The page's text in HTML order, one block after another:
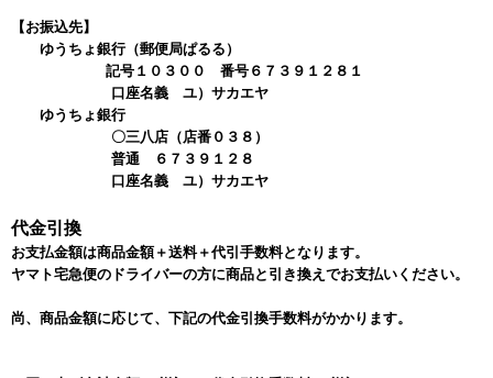
【お振込先】
ゆうちょ銀行（郵便局ぱるる）
記号１０３００ 番号６７３９１２８１
口座名義 ユ）サカエヤ
ゆうちょ銀行
〇三八店（店番０３８）
普通 ６７３９１２８
口座名義 ユ）サカエヤ
代金引換
お支払金額は商品金額＋送料＋代引手数料となります。
ヤマト宅急便のドライバーの方に商品と引き換えでお支払いください。
尚、商品金額に応じて、下記の代金引換手数料がかかります。